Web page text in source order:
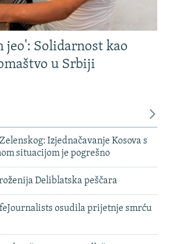
jeo': Solidarnost kao
u Srbiji
Izjednačavanje Kosova s
situacijom je pogrešno
Deliblatska peščara
osudila prijetnje smrću